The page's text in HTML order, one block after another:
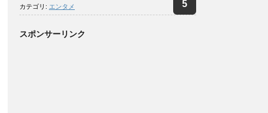
カテゴリ: エンタメ
スポンサーリンク